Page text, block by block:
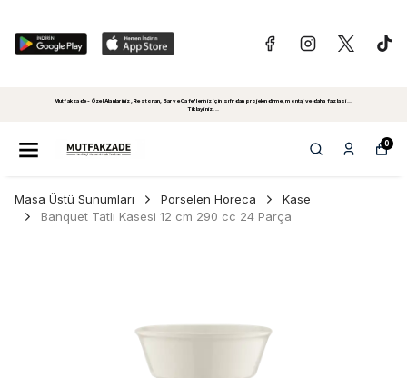
Mutfakzade - Özel Alanlariniz, Restoran, Bar ve Cafe'leriniz için sıfırdan projelendirme, montaj ve daha fazlasi...
Tiklayiniz...
0
Masa Üstü Sunumları Porselen Horeca
Kase
Banquet Tatlı Kasesi 12 cm 290 cc 24 Parça